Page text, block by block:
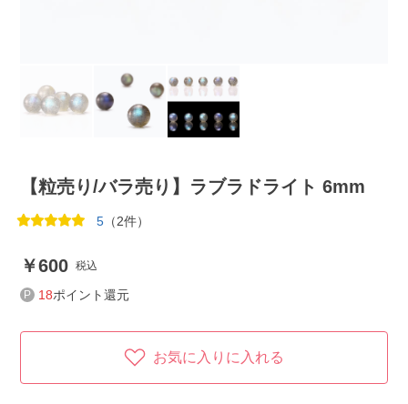
【粒売り/バラ売り】ラブラドライト 6mm
5 （2件）
600 税込
18ポイント還元
お気に入りに入れる